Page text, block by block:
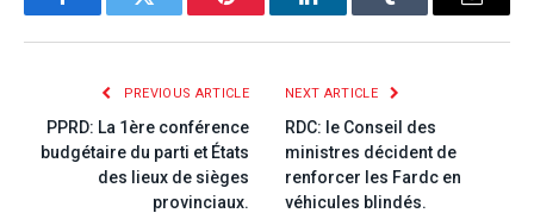
FacebookTwitter Pinterest LinkedInTumblr Email
PREVIOUS ARTICLE
PPRD: La 1ère conférence
budgétaire du parti et États
des lieux de sièges
provinciaux.
NEXT ARTICLE
RDC: le Conseil des
ministres décident de
renforcer les Fardc en
véhicules blindés.